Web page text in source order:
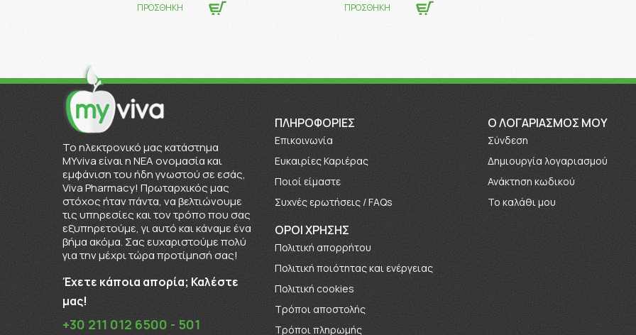
ΠΡΟΣΘΗΚΗ ΠΡΟΣΘΗΚΗ
To ηλεκτρονικό μας κατάστημα
MYviva είναι η ΝΕΑ ονομασία και
εμφάνιση του ήδη γνωστού σε εσάς,
Viva Pharmacy! Πρωταρχικός μας
στόχος ήταν πάντα, να βελτιώνουμε
τις υπηρεσίες και τον τρόπο που σας
εξυπηρετούμε, γι αυτό και κάναμε ένα
βήμα ακόμα. Σας ευχαριστούμε πολύ
για την μέχρι τώρα προτίμησή σας!
Έχετε κάποια απορία; Καλέστε
μας!
+30 211 012 6500 - 501
ΠΛΗΡΟΦΟΡΊΕΣ
Επικοινωνία
Ευκαιρίες Καριέρας
Πoιοί είμαστε
Συχνές ερωτήσεις / FAQs
ΟΡΟΙ ΧΡΗΣΗΣ
Πολιτική απορρήτου
Πολιτική ποιότητας και ενέργειας
Πολιτική cookies
Τρόποι αποστολής
Τρόποι πληρωμής
O ΛΟΓΑΡΙΑΣΜΟΣ ΜΟΥ
Σύνδεση
Δημιουργία λογαριασμού
Ανάκτηση κωδικού
Το καλάθι μου